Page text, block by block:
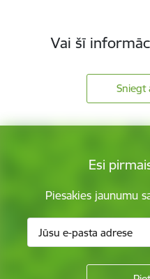
Vai šī
Sniegt
Esi
Piesakies jaunumu